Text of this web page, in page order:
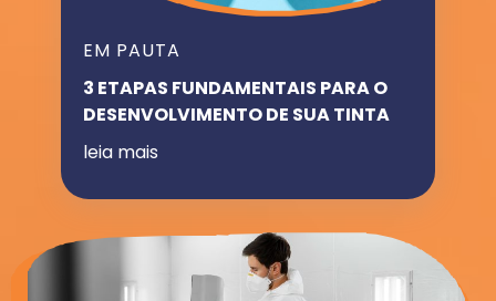
EM PAUTA
3 ETAPAS FUNDAMENTAIS PARA O
DESENVOLVIMENTO DE SUA TINTA
leia mais